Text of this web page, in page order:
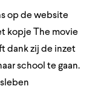
op de website
kopje The movie
dank zij de inzet
school te gaan.